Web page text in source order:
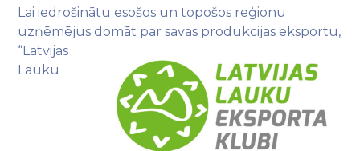
Lai iedrošinātu esošos un topošos reģionu
uzņēmējus domāt par savas produkcijas eksportu,
“Latvijas
Lauku